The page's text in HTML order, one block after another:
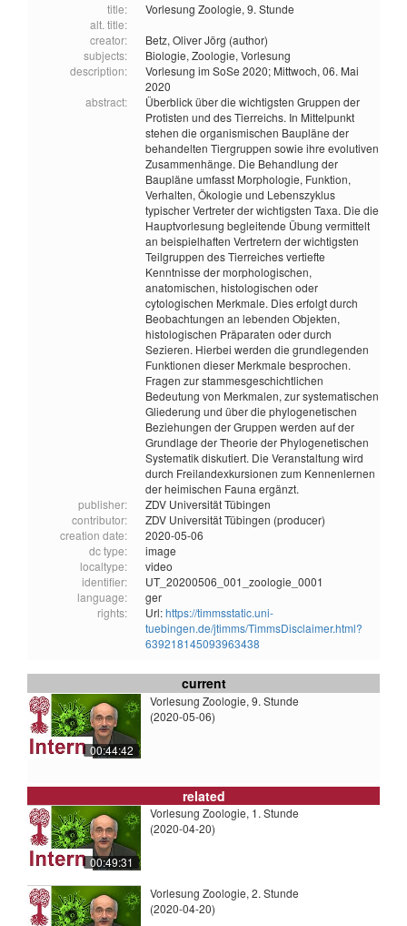
title:
Vorlesung Zoologie, 9. Stunde
alt. title:
creator:
Betz, Oliver Jörg (author)
subjects:
Biologie, Zoologie, Vorlesung
description:
Vorlesung im SoSe 2020; Mittwoch, 06. Mai
2020
abstract:
Überblick über die wichtigsten Gruppen der
Protisten und des Tierreichs. In Mittelpunkt
stehen die organismischen Baupläne der
behandelten Tiergruppen sowie ihre evolutiven
Zusammenhänge. Die Behandlung der
Baupläne umfasst Morphologie, Funktion,
Verhalten, Ökologie und Lebenszyklus
typischer Vertreter der wichtigsten Taxa. Die die
Hauptvorlesung begleitende Übung vermittelt
an beispielhaften Vertretern der wichtigsten
Teilgruppen des Tierreiches vertiefte
Kenntnisse der morphologischen,
anatomischen, histologischen oder
cytologischen Merkmale. Dies erfolgt durch
Beobachtungen an lebenden Objekten,
histologischen Präparaten oder durch
Sezieren. Hierbei werden die grundlegenden
Funktionen dieser Merkmale besprochen.
Fragen zur stammesgeschichtlichen
Bedeutung von Merkmalen, zur systematischen
Gliederung und über die phylogenetischen
Beziehungen der Gruppen werden auf der
Grundlage der Theorie der Phylogenetischen
Systematik diskutiert. Die Veranstaltung wird
durch Freilandexkursionen zum Kennenlernen
der heimischen Fauna ergänzt.
publisher:
ZDV Universität Tübingen
contributor:
ZDV Universität Tübingen (producer)
creation date:
2020-05-06
dc type:
image
localtype:
video
identifier:
UT_20200506_001_zoologie_0001
language:
ger
rights:
Url:https://timmsstatic.uni-
tuebingen.de/jtimms/TimmsDisclaimer.html?
639218145093963438
current
00:44:42
Vorlesung Zoologie, 9. Stunde
(2020-05-06)
related
00:49:31
Vorlesung Zoologie, 1. Stunde
(2020-04-20)
Vorlesung Zoologie, 2. Stunde
(2020-04-20)